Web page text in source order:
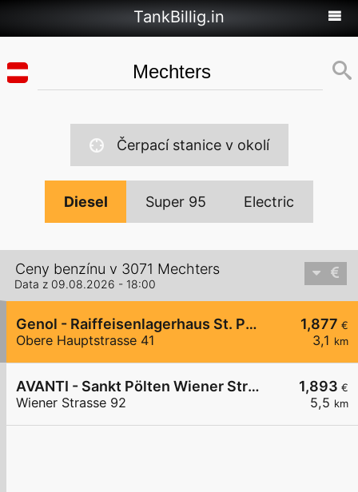
TankBillig.in
Čerpací stanice v okolí
Diesel Super 95 Electric
Ceny benzínu v 3071 Mechters
Data z 09.08.2026 - 18:00
1,877 €
3,1 km
Genol - Raiffeisenlagerhaus St. Pölten
Obere Hauptstrasse 41
1,893 €
5,5 km
AVANTI - Sankt Pölten Wiener Straße 92
Wiener Strasse 92